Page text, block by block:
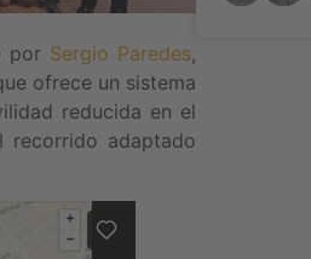
por Sergio Paredes,
ofrece un sistema
reducida en el
recorrido adaptado